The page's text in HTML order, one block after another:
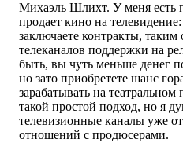
Михаэль Шлихт. У меня есть
продает кино на
заключаете контракты,
телеканалов поддержки на
быть, вы чуть меньше денег
но зато приобретете шанс
зарабатывать на
такой простой подход, но я
телевизионные каналы уже
отношений с продюсерами.